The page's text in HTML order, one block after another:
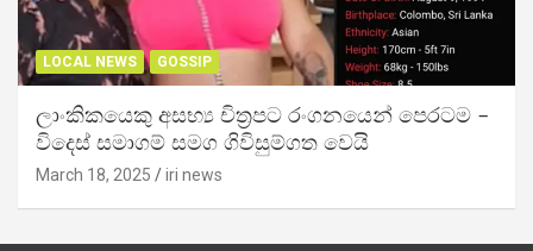
LOCAL NEWS GOSSIP
ලාංකිකයෙකු අසභ්‍ය චිත්‍රපට රංගනයෙන් පෙරටම –
විදෙස් සමාගම් සමග ගිවිසුම්ගත වෙයි
March 18, 2025 iri news